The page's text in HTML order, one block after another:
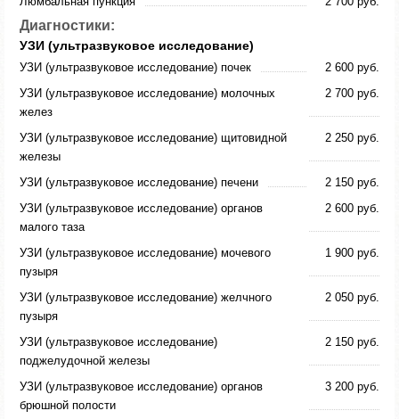
Диагностики:
УЗИ (ультразвуковое исследование)
УЗИ (ультразвуковое исследование) почек
2 600 руб.
УЗИ (ультразвуковое исследование) молочных
желез
2 700 руб.
УЗИ (ультразвуковое исследование) щитовидной
железы
2 250 руб.
УЗИ (ультразвуковое исследование) печени
2 150 руб.
УЗИ (ультразвуковое исследование) органов
малого таза
2 600 руб.
УЗИ (ультразвуковое исследование) мочевого
пузыря
1 900 руб.
УЗИ (ультразвуковое исследование) желчного
пузыря
2 050 руб.
УЗИ (ультразвуковое исследование)
поджелудочной железы
2 150 руб.
УЗИ (ультразвуковое исследование) органов
брюшной полости
3 200 руб.